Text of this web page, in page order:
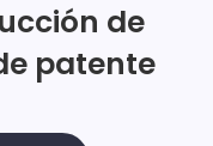
de
patente